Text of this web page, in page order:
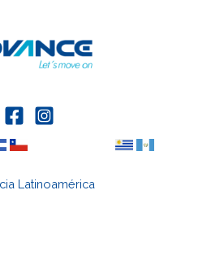
Latinoamérica